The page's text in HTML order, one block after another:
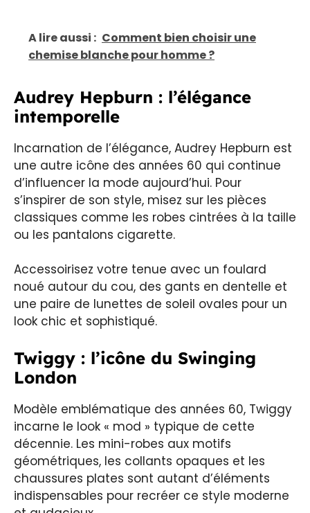
A lire aussi : Comment bien choisir une
chemise blanche pour homme ?
Audrey Hepburn : l’élégance
intemporelle
Incarnation de l’élégance, Audrey Hepburn est
une autre icône des années 60 qui continue
d’influencer la mode aujourd’hui. Pour
s’inspirer de son style, misez sur les pièces
classiques comme les robes cintrées à la taille
ou les pantalons cigarette.
Accessoirisez votre tenue avec un foulard
noué autour du cou, des gants en dentelle et
une paire de lunettes de soleil ovales pour un
look chic et sophistiqué.
Twiggy : l’icône du Swinging
London
Modèle emblématique des années 60, Twiggy
incarne le look « mod » typique de cette
décennie. Les mini-robes aux motifs
géométriques, les collants opaques et les
chaussures plates sont autant d’éléments
indispensables pour recréer ce style moderne